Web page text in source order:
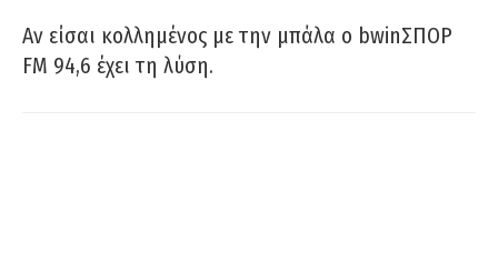
Αν είσαι κολλημένος με την μπάλα ο bwinΣΠΟΡ
FM 94,6 έχει τη λύση.